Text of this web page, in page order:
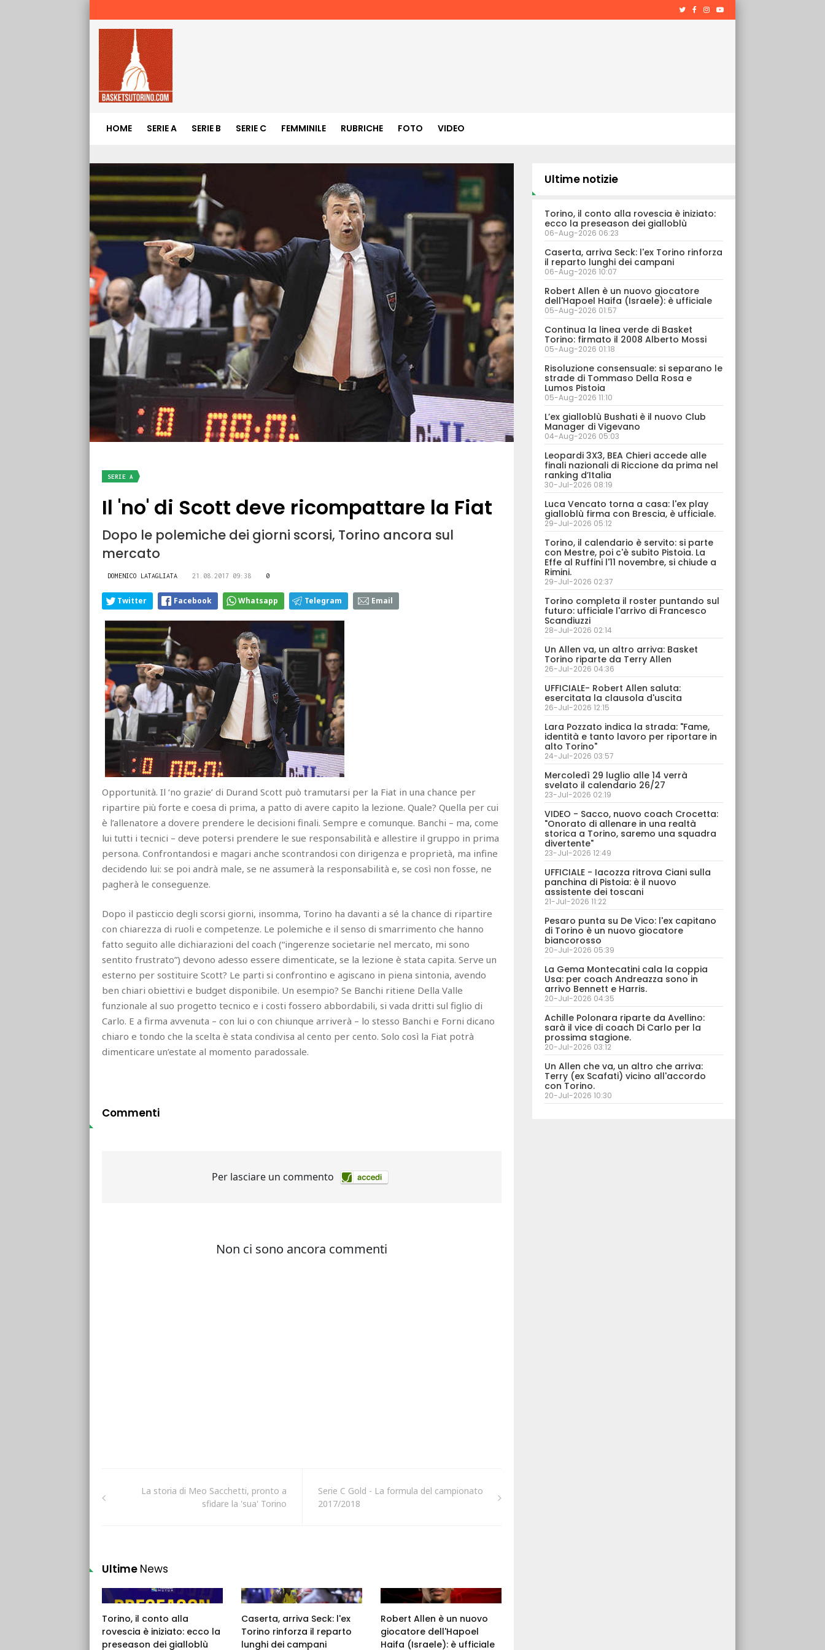
HOME SERIE A SERIE B SERIE C FEMMINILE RUBRICHE FOTO VIDEO
SERIE A
Il 'no' di Scott deve ricompattare la Fiat
Dopo le polemiche dei giorni scorsi, Torino ancora sul
mercato
DOMENICO LATAGLIATA 21.08.2017 09:38 0
Twitter Facebook Whatsapp Telegram Email
Opportunità. Il ‘no grazie’ di Durand Scott può tramutarsi per la Fiat in una chance per
ripartire più forte e coesa di prima, a patto di avere capito la lezione. Quale? Quella per cui
è l’allenatore a dovere prendere le decisioni finali. Sempre e comunque. Banchi – ma, come
lui tutti i tecnici – deve potersi prendere le sue responsabilità e allestire il gruppo in prima
persona. Confrontandosi e magari anche scontrandosi con dirigenza e proprietà, ma infine
decidendo lui: se poi andrà male, se ne assumerà la responsabilità e, se così non fosse, ne
pagherà le conseguenze.
Dopo il pasticcio degli scorsi giorni, insomma, Torino ha davanti a sé la chance di ripartire
con chiarezza di ruoli e competenze. Le polemiche e il senso di smarrimento che hanno
fatto seguito alle dichiarazioni del coach (“ingerenze societarie nel mercato, mi sono
sentito frustrato”) devono adesso essere dimenticate, se la lezione è stata capita. Serve un
esterno per sostituire Scott? Le parti si confrontino e agiscano in piena sintonia, avendo
ben chiari obiettivi e budget disponibile. Un esempio? Se Banchi ritiene Della Valle
funzionale al suo progetto tecnico e i costi fossero abbordabili, si vada dritti sul figlio di
Carlo. E a firma avvenuta – con lui o con chiunque arriverà – lo stesso Banchi e Forni dicano
chiaro e tondo che la scelta è stata condivisa al cento per cento. Solo così la Fiat potrà
dimenticare un’estate al momento paradossale.
Commenti
La storia di Meo Sacchetti, pronto a
sfidare la 'sua' Torino
Serie C Gold - La formula del campionato
2017/2018
Ultime News
Torino, il conto alla
rovescia è iniziato: ecco la
preseason dei gialloblù
Caserta, arriva Seck: l'ex
Torino rinforza il reparto
lunghi dei campani
Robert Allen è un nuovo
giocatore dell'Hapoel
Haifa (Israele): è ufficiale
Ultime notizie
Torino, il conto alla rovescia è iniziato:
ecco la preseason dei gialloblù
06-Aug-2026 06:23
Caserta, arriva Seck: l'ex Torino rinforza
il reparto lunghi dei campani
06-Aug-2026 10:07
Robert Allen è un nuovo giocatore
dell'Hapoel Haifa (Israele): è ufficiale
05-Aug-2026 01:57
Continua la linea verde di Basket
Torino: firmato il 2008 Alberto Mossi
05-Aug-2026 01:18
Risoluzione consensuale: si separano le
strade di Tommaso Della Rosa e
Lumos Pistoia
05-Aug-2026 11:10
L’ex gialloblù Bushati è il nuovo Club
Manager di Vigevano
04-Aug-2026 05:03
Leopardi 3X3, BEA Chieri accede alle
finali nazionali di Riccione da prima nel
ranking d’Italia
30-Jul-2026 08:19
Luca Vencato torna a casa: l'ex play
gialloblù firma con Brescia, è ufficiale.
29-Jul-2026 05:12
Torino, il calendario è servito: si parte
con Mestre, poi c'è subito Pistoia. La
Effe al Ruffini l'11 novembre, si chiude a
Rimini.
29-Jul-2026 02:37
Torino completa il roster puntando sul
futuro: ufficiale l'arrivo di Francesco
Scandiuzzi
28-Jul-2026 02:14
Un Allen va, un altro arriva: Basket
Torino riparte da Terry Allen
26-Jul-2026 04:36
UFFICIALE- Robert Allen saluta:
esercitata la clausola d'uscita
26-Jul-2026 12:15
Lara Pozzato indica la strada: "Fame,
identità e tanto lavoro per riportare in
alto Torino"
24-Jul-2026 03:57
Mercoledì 29 luglio alle 14 verrà
svelato il calendario 26/27
23-Jul-2026 02:19
VIDEO - Sacco, nuovo coach Crocetta:
"Onorato di allenare in una realtà
storica a Torino, saremo una squadra
divertente"
23-Jul-2026 12:49
UFFICIALE - Iacozza ritrova Ciani sulla
panchina di Pistoia: è il nuovo
assistente dei toscani
21-Jul-2026 11:22
Pesaro punta su De Vico: l'ex capitano
di Torino è un nuovo giocatore
biancorosso
20-Jul-2026 05:39
La Gema Montecatini cala la coppia
Usa: per coach Andreazza sono in
arrivo Bennett e Harris.
20-Jul-2026 04:35
Achille Polonara riparte da Avellino:
sarà il vice di coach Di Carlo per la
prossima stagione.
20-Jul-2026 03:12
Un Allen che va, un altro che arriva:
Terry (ex Scafati) vicino all'accordo
con Torino.
20-Jul-2026 10:30